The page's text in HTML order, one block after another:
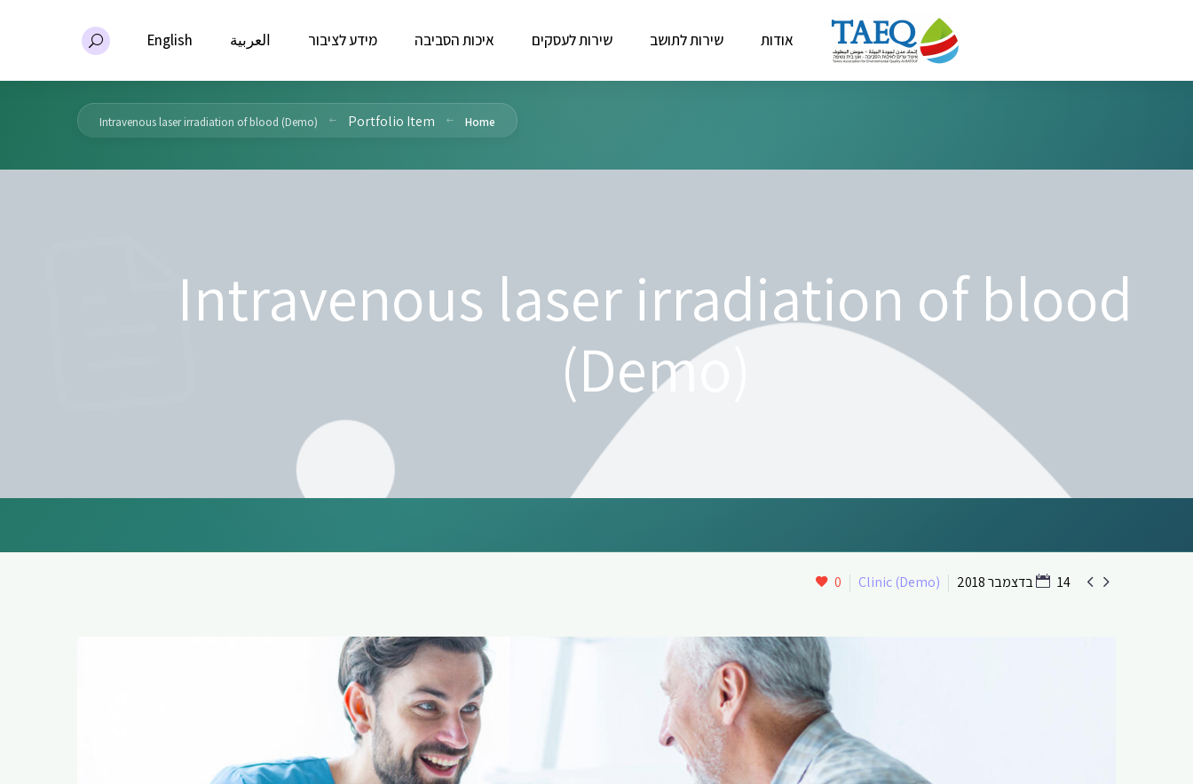
אודות שירות לתושב שירות לעסקים איכות הסביבה מידע לציבור العربية English
Intravenous laser irradiation of blood
(Demo)
Home
Portfolio Item
Intravenous laser irradiation of blood (Demo)
  14 בדצמבר 2018 Clinic (Demo)
0